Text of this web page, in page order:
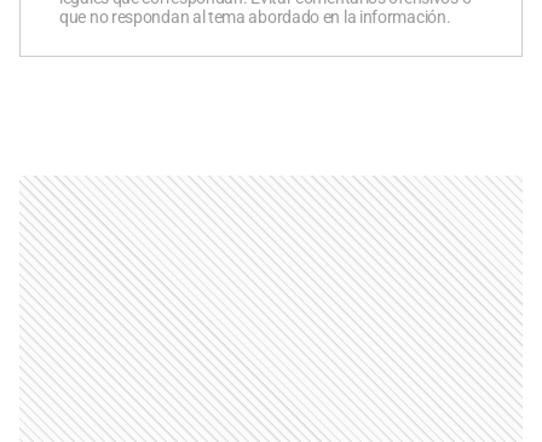
que no respondan al tema abordado en la información.